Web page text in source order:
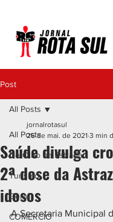
Post
All Posts
De Olho na Estrada
Turismo
Geral
COMÉRCIO
All Posts
Saúde divulga
2ª dose da
idosos
jornalrotasul
26 de mai. de 2021 3 min
A Secretaria Municipal